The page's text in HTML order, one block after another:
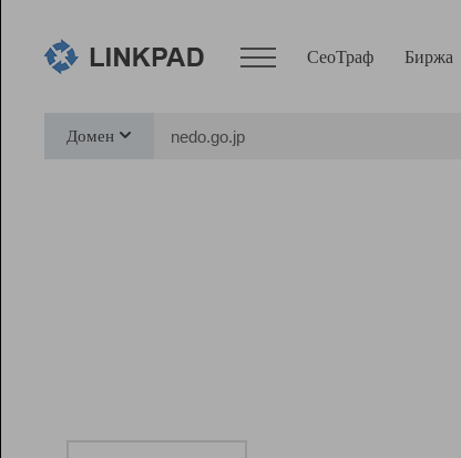
СеоТраф Биржа
Домен